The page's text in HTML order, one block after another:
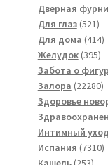
Дверная
Для глаз 521521
Для дома 414
Желудок 395395
Забота о
Залора 22280
Здоровье
Интимный уход
Испания 7310
253